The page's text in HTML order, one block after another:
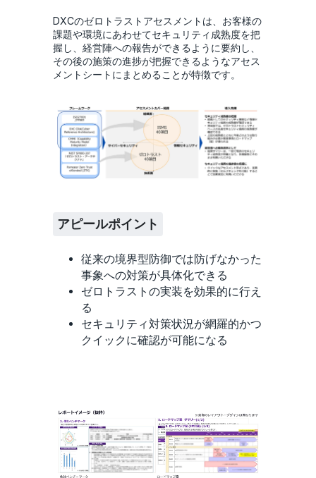
DXCのゼロトラストアセスメントは、お客様の
課題や環境にあわせてセキュリティ成熟度を把
握し、経営陣への報告ができるように要約し、
その後の施策の進捗が把握できるようなアセス
メントシートにまとめることが特徴です。
アピールポイント
従来の境界型防御では防げなかった
事象への対策が具体化できる
ゼロトラストの実装を効果的に行え
る
セキュリティ対策状況が網羅的かつ
クイックに確認が可能になる